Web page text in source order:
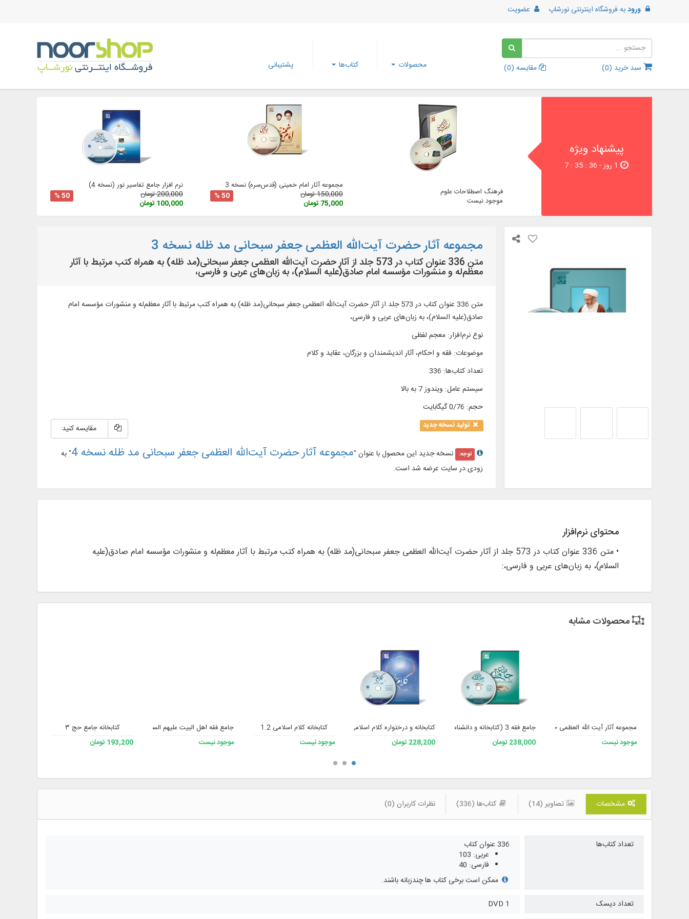
ورودبه فروشگاه اینترنتی نورشاپ عضویت
سبد خرید (0
) مقایسه (0
) محصولات کتاب‌ها پشتیبانی
پیشنهاد ویژه
فرهنگ اصطلاحات علوم
موجود نیست
مجموعه آثار امام خمینی (‌قدس‌سره) نسخه 3
150,000 تومان
50 %
75,000 تومان
نرم افزار جامع تفاسیر نور (نسخه 4)
200,000 تومان
50 %
100,000 تومان
مجموعه آثار حضرت آیت‌الله العظمی جعفر سبحانی مد ظله نسخه 3
متن 336 عنوان کتاب در 573 جلد از آثار حضرت‌ آیت‌الله العظمی جعفر سبحانی(مد ظله) به همراه کتب مرتبط با آثار
معظم‌له و منشورات مؤسسه امام صادق(علیه السلام)، به زبان‌های عربی و فارسی،
متن 336 عنوان کتاب در 573 جلد از آثار حضرت‌ آیت‌الله العظمی جعفر سبحانی(مد ظله) به همراه کتب مرتبط با آثار معظم‌له و منشورات مؤسسه امام
صادق(علیه السلام)، به زبان‌های عربی و فارسی،
نوع نرم‌افزار: معجم لفظی
موضوعات: فقه و احکام، آثار اندیشمندان و بزرگان، عقاید و كلام
تعداد کتاب‌ها:
336
سیستم عامل: ویندوز 7 به بالا
حجم: 0/76 گیگابایت
تولید نسخه جدید مقایسه کنید
توجه: نسخه جدید این محصول با عنوان "مجموعه آثار حضرت آیت‌الله العظمی جعفر سبحانی مد ظله نسخه 4 " به
زودی در سایت عرضه شد است.
محتوای نرم‌افزار
• متن 336 عنوان کتاب در 573 جلد از آثار حضرت‌ آیت‌الله العظمی جعفر سبحانی(مد ظله) به همراه کتب مرتبط با آثار معظم‌له و منشورات مؤسسه امام صادق(علیه
السلام)، به زبان‌های عربی و فارسی،:
محصولات مشابه
مجموعه آثار آیت الله العظمی جعفر سبحانی حفظه الله 2
موجود نیست
جامع فقه 3 (کتابخانه و دانشنامه تخصصی فقه)
238,000 تومان
کتابخانه و درختواره کلام اسلامی 2
228,200 تومان
کتابخانه کلام اسلامی 1.2
موجود نیست
جامع فقه اهل البیت علیهم السلام ۲
موجود نیست
کتابخانه جامع حج ۳
193,200 تومان
مشخصات تصاویر (14) کتاب‌ها (336) نظرات کاربران (0)
تعداد کتاب‌ها
336 عنوان کتاب
عربی: 103
فارسی: 40
ممکن است برخی کتاب ها چندزبانه باشند.
تعداد دیسک
1 DVD